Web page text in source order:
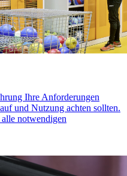
Ihre Anforderungen
und Nutzung achten sollten.
notwendigen